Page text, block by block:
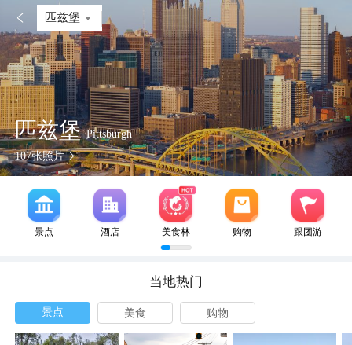
 匹兹堡
匹兹堡Pittsburgh
107张照片
景点 酒店 美食林 购物 跟团游
当地热门
景点 美食 购物